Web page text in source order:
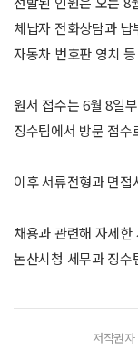
체납자 전화상담과
자동차 번호판 영치
원서 접수는 6월 8일
징수팀에서 방문 접
이후 서류전형과 면
채용과 관련해 자세
논산시청 세무과 징수
저작권